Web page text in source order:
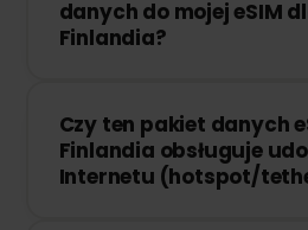
łatwo doładować swoją
panel eSIMFOX i
danych do mojej eSIM
Finlandia?
dowolnym momencie bez
ponownej instalacji eSIM.
zalogować się na swoje
Czy ten pakiet danych
Finlandia obsługuje
Internetu (hotspot/